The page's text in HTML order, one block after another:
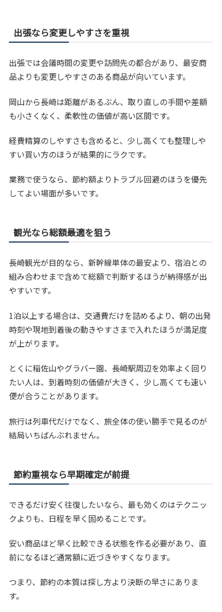
出張なら変更しやすさを重視
出張では会議時間の変更や訪問先の都合があり、最安商
品よりも変更しやすさのある商品が向いています。
岡山から長崎は距離があるぶん、取り直しの手間や差額
も小さくなく、柔軟性の価値が高い区間です。
経費精算のしやすさも含めると、少し高くても整理しや
すい買い方のほうが結果的にラクです。
業務で使うなら、節約額よりトラブル回避のほうを優先
してよい場面が多いです。
観光なら総額最適を狙う
長崎観光が目的なら、新幹線単体の最安より、宿泊との
組み合わせまで含めて総額で判断するほうが納得感が出
やすいです。
1泊以上する場合は、交通費だけを詰めるより、朝の出発
時刻や現地到着後の動きやすさまで入れたほうが満足度
が上がります。
とくに稲佐山やグラバー園、長崎駅周辺を効率よく回り
たい人は、到着時刻の価値が大きく、少し高くても速い
便が合うことがあります。
旅行は列車代だけでなく、旅全体の使い勝手で見るのが
結局いちばんぶれません。
節約重視なら早期確定が前提
できるだけ安く往復したいなら、最も効くのはテクニッ
クよりも、日程を早く固めることです。
安い商品ほど早く比較できる状態を作る必要があり、直
前になるほど通常額に近づきやすくなります。
つまり、節約の本質は探し方より決断の早さにありま
す。